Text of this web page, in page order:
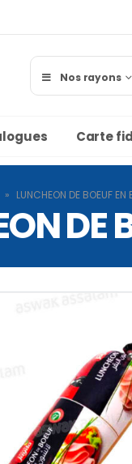
Nos rayons
Carte
» LUNCHEON DE BOEUF
DE